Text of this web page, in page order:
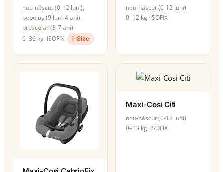
nou-născut (0-12 luni),
bebeluș (9 luni-4 ani),
preșcolar (3-7 ani)
0–36 kg ISOFIX i-Size
nou-născut (0-12 luni)
0–12 kg ISOFIX
Maxi-Cosi Citi
nou-născut (0-12 luni)
0–13 kg ISOFIX